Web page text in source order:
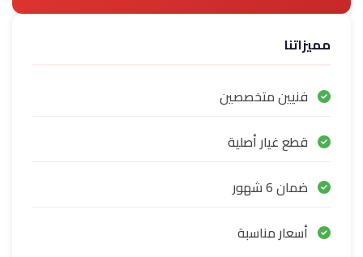
مميزاتنا
فنيين متخصصين
قطع غيار أصلية
ضمان 6 شهور
أسعار مناسبة